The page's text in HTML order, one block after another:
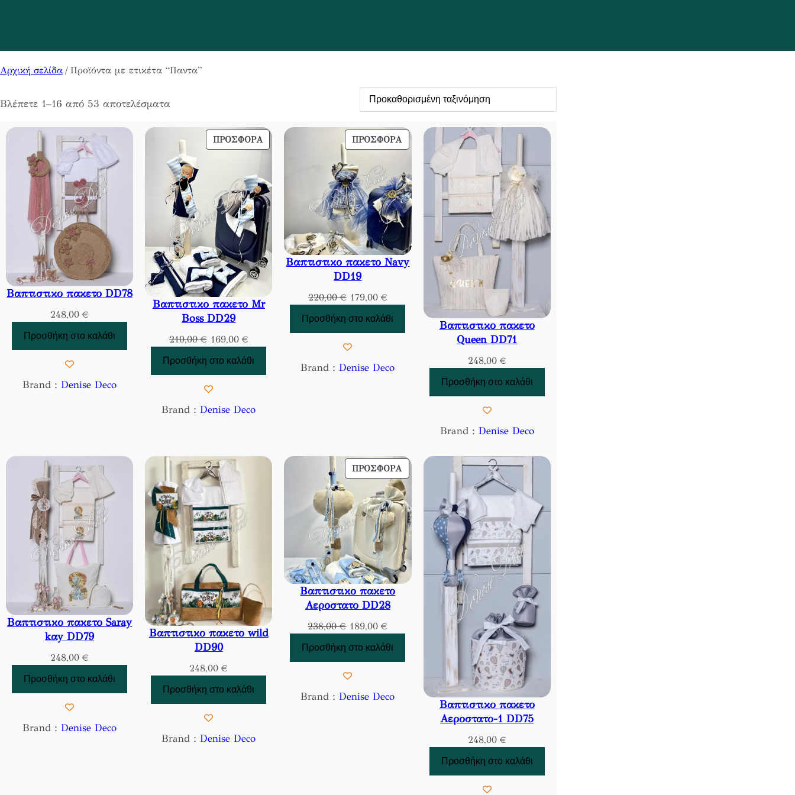
Αρχική σελίδα / Προϊόντα με ετικέτα “Παντα”
Βλέπετε 1–16 από 53 αποτελέσματα
Βαπτιστικο πακετο DD78
248,00 €
Προσθήκη στο καλάθι
Brand :Denise Deco
ΠΡΟΣΦΟΡΆΠΡΟΪΌΝ
ΣΕ
Βαπτιστικο πακετο Mr
Boss DD29
210,00€ Original
was:
169,00 €Η
τιμή
Προσθήκη στο καλάθι
Brand :Denise Deco
ΠΡΟΣΦΟΡΆΠΡΟΪΌΝ
ΣΕ
ΠΡΟΣΦΟΡΆ
Βαπτιστικο πακετο Navy
DD19
220,00€ Original
was:
179,00 €Η
τρέχουσα
τιμή
Προσθήκη στο καλάθι
Brand :Denise Deco
Βαπτιστικο πακετο
Queen DD71
248,00 €
Προσθήκη στο καλάθι
Brand : Denise Deco
Βαπτιστικο πακετο Saray
kαy DD79
248,00 €
Προσθήκη στο καλάθι
Brand :Denise Deco
Βαπτιστικο πακετο wild
DD90
248,00 €
Προσθήκη στο καλάθι
Brand :Denise Deco
ΠΡΟΣΦΟΡΆΠΡΟΪΌΝ
ΣΕ
ΠΡΟΣΦΟΡΆ
Βαπτιστικο πακετο
Αεροστατο DD28
238,00€ Original
was:
189,00 €
τιμή
Προσθήκη στο καλάθι
Brand :Denise Deco
Βαπτιστικο πακετο
Αεροστατο-1 DD75
248,00 €
Προσθήκη στο καλάθι